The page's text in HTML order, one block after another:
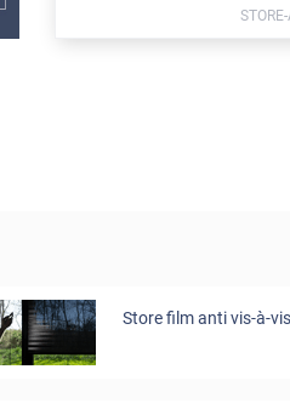
Store film anti vis-à-vis